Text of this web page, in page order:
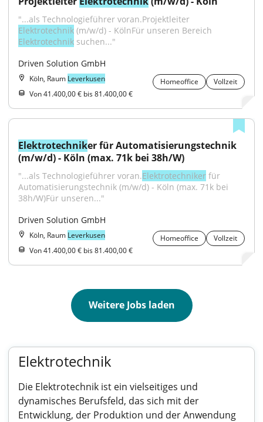
Elektrotechnik
Elektrotechnik suchen..."
Driven Solution GmbH
Köln, Raum Leverkusen Homeoffice
Vollzeit
Von 41.400,00 € bis 81.400,00 €
Elektrotechniker für Automatisierungstechnik
(m/w/d) - Köln (max. 71k bei 38h/W)
"...als Technologieführer voran.Elektrotechniker für
Automatisierungstechnik (m/w/d) - Köln (max. 71k bei
38h/W)Für unseren..."
Driven Solution GmbH
Köln, Raum Leverkusen Homeoffice
Vollzeit
Von 41.400,00 € bis 81.400,00 €
Weitere Jobs laden
Elektrotechnik
Die Elektrotechnik ist ein vielseitiges und
dynamisches Berufsfeld, das sich mit der
Entwicklung, der Produktion und der Anwendung